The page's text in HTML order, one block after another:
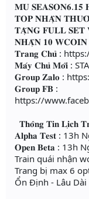
𝐌𝐔 𝐒𝐄𝐀𝐒𝐎𝐍𝟔.𝟏𝟓
𝐓𝐎𝐏 𝐍𝐇𝐀̣̂𝐍
𝐓𝐀̣̆𝐍𝐆 𝐅𝐔𝐋𝐋 𝐒𝐄𝐓
𝐍𝐇𝐀̣̂𝐍 𝟏𝟎 𝐖𝐂𝐎𝐈𝐍
𝐓𝐫𝐚𝐧𝐠 𝐂𝐡𝐮̉ :
𝐌𝐚́𝐲 𝐂𝐡𝐮̉ 𝐌𝐨̛́𝐢 :
𝐆𝐫𝐨𝐮𝐩 𝐙𝐚𝐥𝐨 :
𝐆𝐫𝐨𝐮𝐩 𝐅𝐁 :
https://
𝐓𝐡𝐨̂𝐧𝐠 𝐓𝐢𝐧 𝐋𝐢̣𝐜𝐡
𝐀𝐥𝐩𝐡𝐚 𝐓𝐞𝐬𝐭 : 13h
𝐎𝐩𝐞𝐧 𝐁𝐞𝐭𝐚 : 13h
Train quái nhận
Trang bị max 6
Ổn Định - Lâu Dài